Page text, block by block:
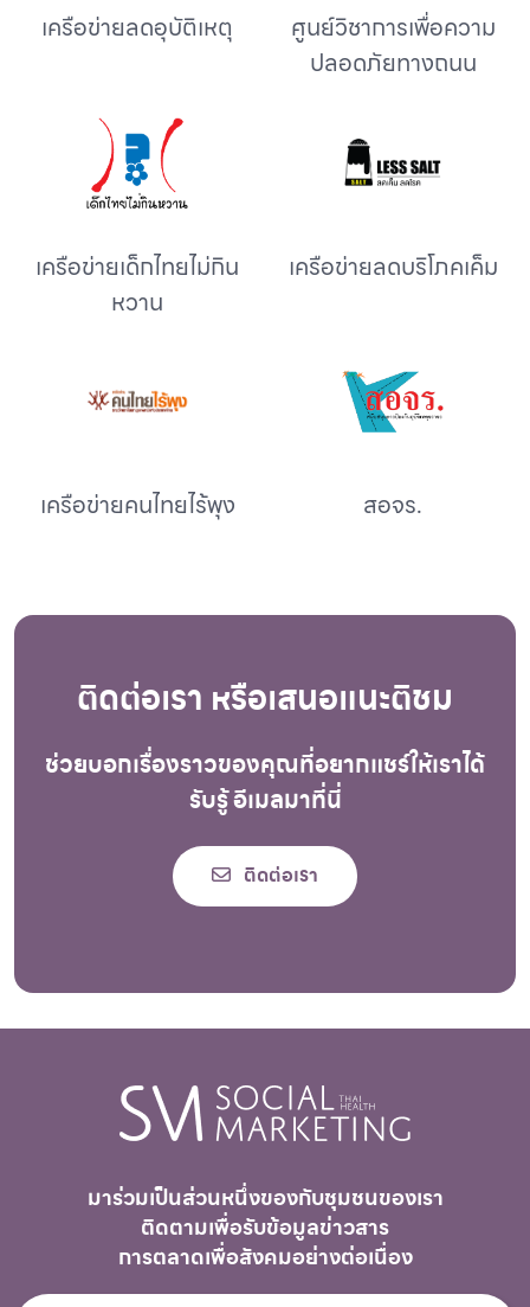
เครือข่ายลดอุบัติเหตุ
ศูนย์วิชาการเพื่อความ
ปลอดภัยทางถนน
เครือข่ายเด็กไทยไม่กิน
หวาน
เครือข่ายลดบริโภคเค็ม
เครือข่ายคนไทยไร้พุง สอจร.
ติดต่อเรา หรือเสนอแนะติชม
ช่วยบอกเรื่องราวของคุณที่อยากแชร์ให้เราได้
รับรู้ อีเมลมาที่นี่
ติดต่อเรา
มาร่วมเป็นส่วนหนึ่งของกับชุมชนของเรา
ติดตามเพื่อรับข้อมูลข่าวสาร
การตลาดเพื่อสังคมอย่างต่อเนื่อง